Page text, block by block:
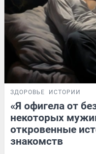
ЗДОРОВЬЕ ИСТОРИИ
«Я офигела от
некоторых
откровенные
знакомств